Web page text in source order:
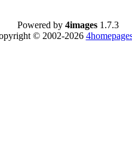
Powered by 4images 1.7.3
© 2002-2026